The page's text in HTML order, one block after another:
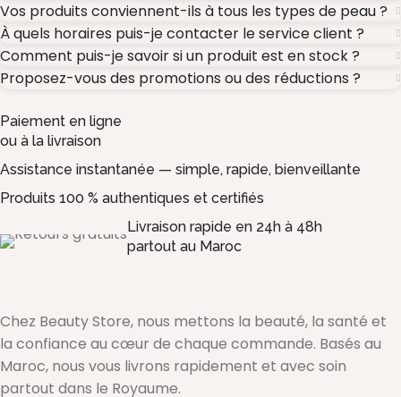
Vos produits conviennent-ils à tous les types de peau ?
À quels horaires puis-je contacter le service client ?
Comment puis-je savoir si un produit est en stock ?
Proposez-vous des promotions ou des réductions ?
Paiement en ligne
ou à la livraison
Assistance instantanée — simple, rapide, bienveillante
Produits 100 % authentiques et certifiés
Livraison rapide en 24h à 48h
partout au Maroc
Chez Beauty Store, nous mettons la beauté, la santé et
la confiance au cœur de chaque commande. Basés au
Maroc, nous vous livrons rapidement et avec soin
partout dans le Royaume.